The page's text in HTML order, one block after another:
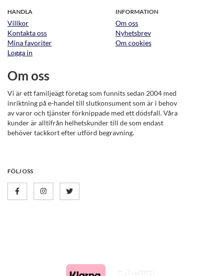
HANDLA
Villkor
Kontakta oss
Mina favoriter
Logga in
INFORMATION
Om oss
Nyhetsbrev
Om cookies
Om oss
Vi är ett familjeägt företag som funnits sedan 2004 med
inriktning på e-handel till slutkonsument som är i behov
av varor och tjänster förknippade med ett dödsfall. Våra
kunder är alltifrån helhetskunder till de som endast
behöver tackkort efter utförd begravning.
FÖLJ OSS